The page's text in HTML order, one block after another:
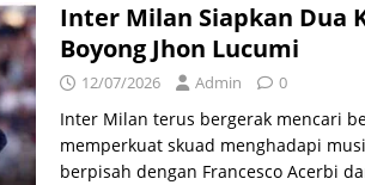
Inter Milan Siapkan Dua
Boyong Jhon Lucumi
12/07/2026 Admin 0
Inter Milan terus bergerak mencari
memperkuat skuad menghadapi
berpisah dengan Francesco Acerbi